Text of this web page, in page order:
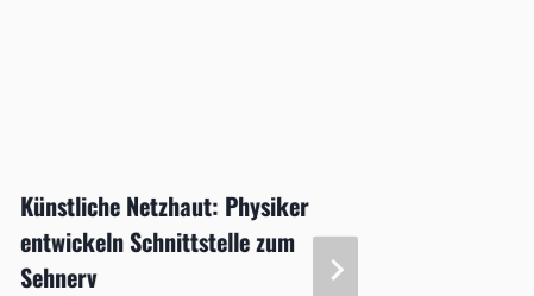
Künstliche Netzhaut: Physiker
entwickeln Schnittstelle zum
Sehnerv